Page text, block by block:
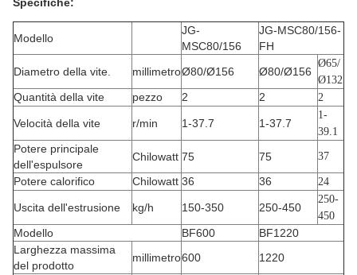
Modello
JG-
MSC80/156
JG-MSC80/156-
FH
Diametro della vite.
millimetroØ80/Ø156 Ø80/Ø156
Ø65/
Ø132
Quantità della vite pezzo 2 2 2
Velocità della vite r/min 1-37.7 1-37.7
1-
39.1
Potere principale
dell'espulsore
Chilowatt 75 75 37
Potere calorifico Chilowatt 36 36 24
Uscita dell'estrusione kg/h 150-350 250-450
250-
450
Modello BF600
BF1220
Larghezza massima
del prodotto
millimetro600
1220